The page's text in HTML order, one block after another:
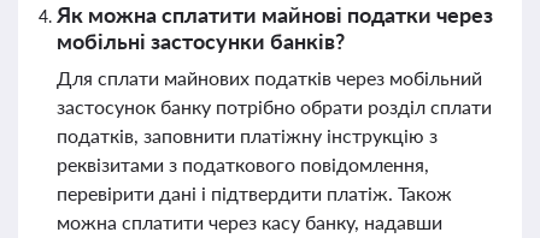
Як можна сплатити майнові податки через
мобільні застосунки банків?
Для сплати майнових податків через мобільний
застосунок банку потрібно обрати розділ сплати
податків, заповнити платіжну інструкцію з
реквізитами з податкового повідомлення,
перевірити дані і підтвердити платіж. Також
можна сплатити через касу банку, надавши